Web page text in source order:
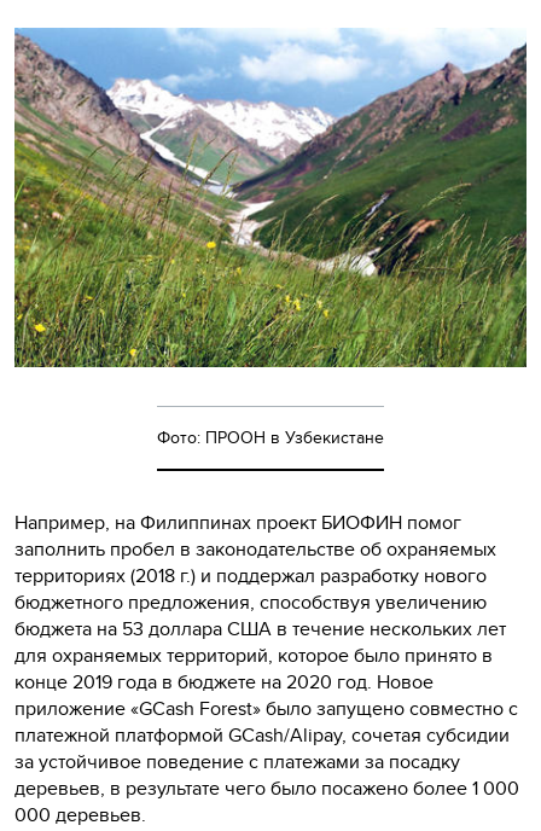
Фото: ПРООН в Узбекистане
Например, на Филиппинах проект БИОФИН помог
заполнить пробел в законодательстве об охраняемых
территориях (2018 г.) и поддержал разработку нового
бюджетного предложения, способствуя увеличению
бюджета на 53 доллара США в течение нескольких лет
для охраняемых территорий, которое было принято в
конце 2019 года в бюджете на 2020 год. Новое
приложение «GCash Forest» было запущено совместно с
платежной платформой GCash/Alipay, сочетая субсидии
за устойчивое поведение с платежами за посадку
деревьев, в результате чего было посажено более 1 000
000 деревьев.